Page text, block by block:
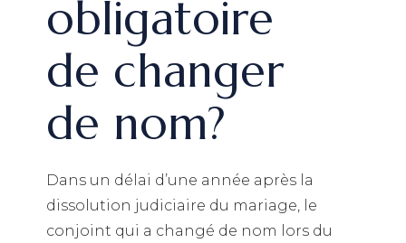
obligatoire
de changer
de nom?
Dans un délai d’une année après la
dissolution judiciaire du mariage, le
conjoint qui a changé de nom lors du